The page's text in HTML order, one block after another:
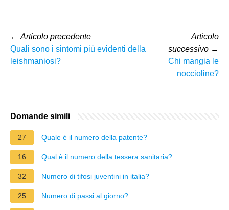
← Articolo precedente
Quali sono i sintomi più evidenti della
leishmaniosi?
Articolo
successivo →
Chi mangia le
noccioline?
Domande simili
27 Quale è il numero della patente?
16 Qual è il numero della tessera sanitaria?
32 Numero di tifosi juventini in italia?
25 Numero di passi al giorno?